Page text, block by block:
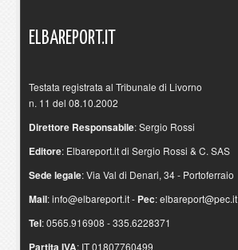
ELBAREPORT.IT
Testata registrata al Tribunale di Livorno
n. 11 del 08.10.2002
Direttore Responsabile: Sergio Rossi
Editore: Elbareport.it di Sergio Rossi & C. SAS
Sede legale: Via Val di Denari, 34 - Portoferraio
Mail:info@elbareport.it- Pec:elbareport@pec.it
Tel: 0565.916908 - 335.6228371
Partita IVA: IT 01807760499